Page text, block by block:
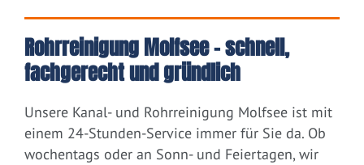
Rohrreinigung Molfsee – schnell,
fachgerecht und gründlich
Unsere Kanal- und Rohrreinigung Molfsee ist mit
einem 24-Stunden-Service immer für Sie da. Ob
wochentags oder an Sonn- und Feiertagen, wir